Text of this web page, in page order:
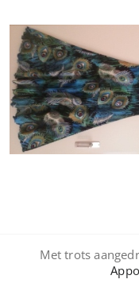
Met trots